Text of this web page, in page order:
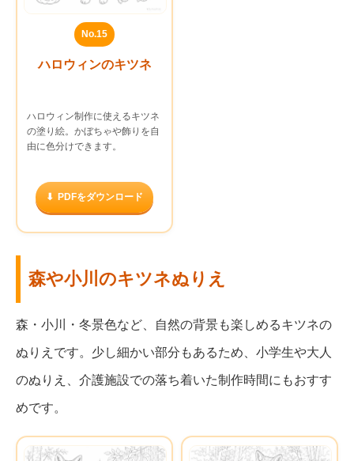
No.15
ハロウィンのキツネ
ハロウィン制作に使えるキツネ
の塗り絵。かぼちゃや飾りを自
由に色分けできます。
PDFをダウンロード
森や小川のキツネぬりえ
森・小川・冬景色など、自然の背景も楽しめるキツネの
ぬりえです。少し細かい部分もあるため、小学生や大人
のぬりえ、介護施設での落ち着いた制作時間にもおすす
めです。